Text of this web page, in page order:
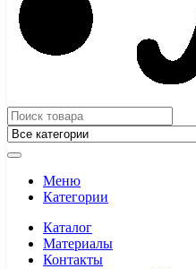
Меню
Категории
Каталог
Материалы
Контакты